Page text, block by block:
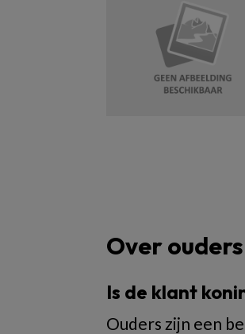
Over ouders
Is de klant
Ouders zijn een